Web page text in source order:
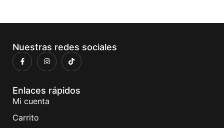
Nuestras redes sociales
Enlaces rápidos
Mi cuenta
Carrito